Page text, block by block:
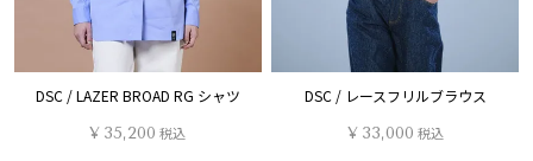
DSC / LAZER BROAD RG シャツ
¥ 35,200 税込
DSC / レースフリルブラウス
¥ 33,000 税込